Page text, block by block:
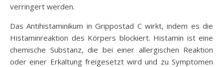
verringert werden.
Das Antihistaminikum in Grippostad C wirkt, indem es die
Histaminreaktion des Körpers blockiert. Histamin ist eine
chemische Substanz, die bei einer allergischen Reaktion
oder einer Erkältung freigesetzt wird und zu Symptomen